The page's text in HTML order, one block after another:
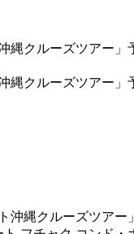
縄クルーズツアー」
縄クルーズツアー」